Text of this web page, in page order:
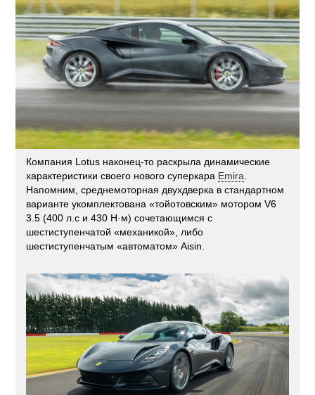
Компания Lotus наконец-то раскрыла динамические
характеристики своего нового суперкара Emira
Напомним, среднемоторная двухдверка в стандартном
варианте укомплектована «тойотовским» мотором V6
3.5 (400 л.с и 430 Н·м) сочетающимся с
шестиступенчатой «механикой», либо
шестиступенчатым «автоматом» Aisin.